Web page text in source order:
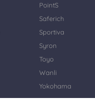
PointS
Saferich
Sportiva
Syron
Toyo
Wanli
Yokohama